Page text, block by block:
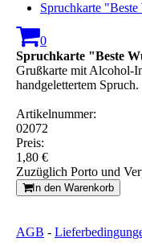
Spruchkarte
0
Spruchkarte "Beste
Grußkarte mit Alcohol-
handgelettertem Spruch.
Artikelnummer:
02072
Preis:
1,80 €
Zuzüglich Porto und
In den Warenkorb
AGB -